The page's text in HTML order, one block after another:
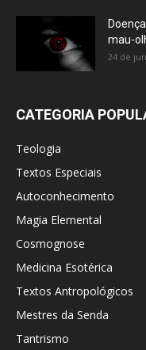
mau-
24 de
CATEGORIA
Teologia
Textos Especiais
Autoconhecimento
Magia Elemental
Cosmognose
Medicina Esotérica
Textos Antropológicos
Mestres da Senda
Tantrismo